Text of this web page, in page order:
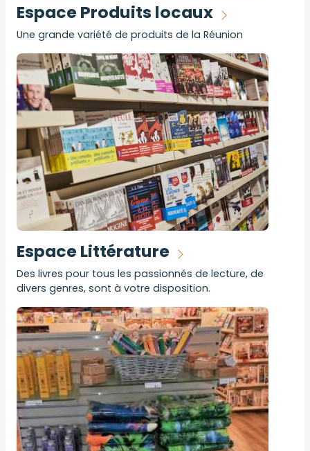
Espace Produits locaux
Une grande variété de produits de la Réunion
Espace Littérature
Des livres pour tous les passionnés de lecture, de
divers genres, sont à votre disposition.